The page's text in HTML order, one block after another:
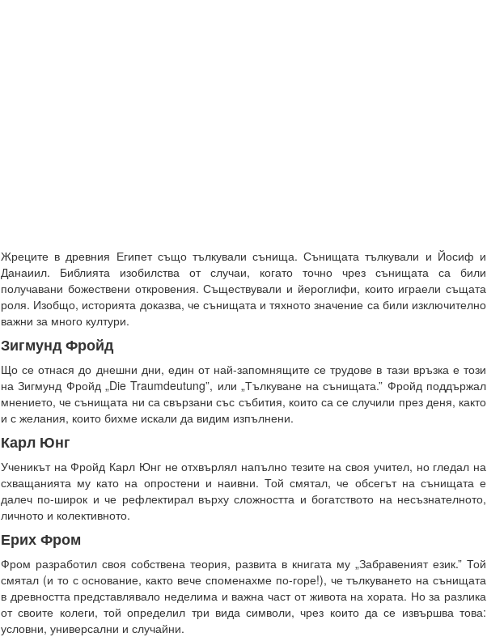
Жреците в древния Египет също тълкували сънища. Сънищата тълкували и Йосиф и
Данаиил. Библията изобилства от случаи, когато точно чрез сънищата са били
получавани божествени откровения. Съществували и йероглифи, които играели същата
роля. Изобщо, историята доказва, че сънищата и тяхното значение са били изключително
важни за много култури.
Зигмунд Фройд
Що се отнася до днешни дни, един от най-запомнящите се трудове в тази връзка е този
на Зигмунд Фройд „Die Traumdeutung”, или „Тълкуване на сънищата.” Фройд поддържал
мнението, че сънищата ни са свързани със събития, които са се случили през деня, както
и с желания, които бихме искали да видим изпълнени.
Карл Юнг
Ученикът на Фройд Карл Юнг не отхвърлял напълно тезите на своя учител, но гледал на
схващанията му като на опростени и наивни. Той смятал, че обсегът на сънищата е
далеч по-широк и че рефлектирал върху сложността и богатството на несъзнателното,
личното и колективното.
Ерих Фром
Фром разработил своя собствена теория, развита в книгата му „Забравеният език.” Той
смятал (и то с основание, както вече споменахме по-горе!), че тълкуването на сънищата
в древността представлявало неделима и важна част от живота на хората. Но за разлика
от своите колеги, той определил три вида символи, чрез които да се извършва това:
условни, универсални и случайни.